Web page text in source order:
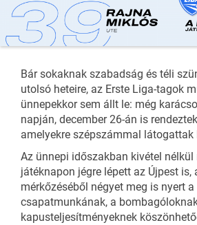
Bár sokaknak szabadság és téli
utolsó heteire, az Erste Liga-tagok
ünnepekkor sem állt le: még
napján, december 26-án is
amelyekre szépszámmal látogattak
Az ünnepi időszakban kivétel nélkül
játéknapon jégre lépett az Újpest is,
mérkőzéséből négyet meg is nyert
csapatmunkának, a
kapusteljesítményeknek